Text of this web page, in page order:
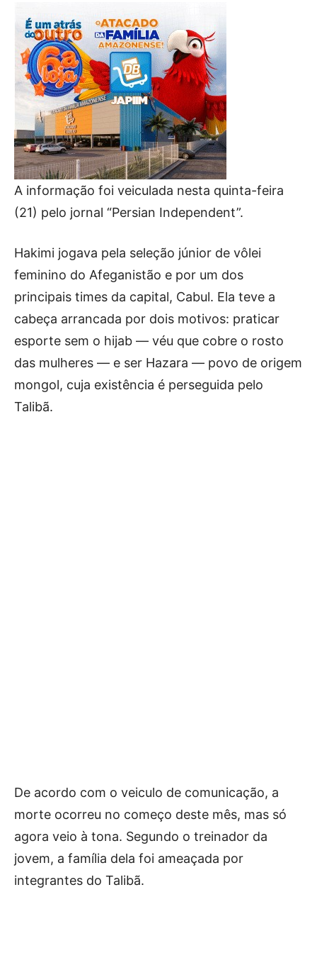
A informação foi veiculada nesta quinta-feira
(21) pelo jornal “Persian Independent”.
Hakimi jogava pela seleção júnior de vôlei
feminino do Afeganistão e por um dos
principais times da capital, Cabul. Ela teve a
cabeça arrancada por dois motivos: praticar
esporte sem o hijab — véu que cobre o rosto
das mulheres — e ser Hazara — povo de origem
mongol, cuja existência é perseguida pelo
Talibã.
De acordo com o veiculo de comunicação, a
morte ocorreu no começo deste mês, mas só
agora veio à tona. Segundo o treinador da
jovem, a família dela foi ameaçada por
integrantes do Talibã.